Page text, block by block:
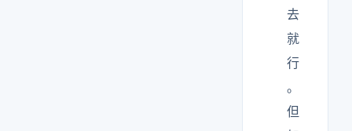
去
就
行
。
但